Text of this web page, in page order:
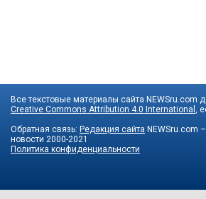
Все текстовые материалы сайта NEWSru.com
Creative Commons Attribution 4.0 International ,
Обратная связь: Редакция сайта NEWSru.com
новости 2000-2021
Политика конфиденциальности